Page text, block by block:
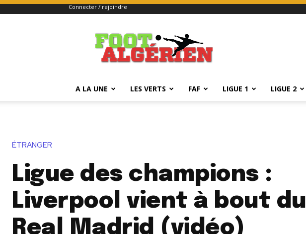
Connecter / rejoindre
FOOTALGERIEN
A LA UNE LES VERTS FAF LIGUE 1 LIGUE 2
ÉTRANGER
Ligue des champions :
Liverpool vient à bout du
Real Madrid (vidéo)